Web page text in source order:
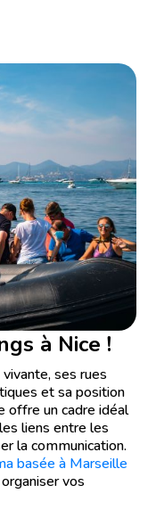
à Nice !
ses rues
et sa position
offre un cadre idéal
liens entre les
la communication.
basée à Marseille
vos